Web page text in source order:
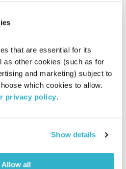
that are essential for its
as other cookies (such as for
and marketing) subject to
which cookies to allow.
privacy policy.
Show details
Allow all
המחסן של יוסי בבליקי – 18.11.21
המחסן של יוסי בבליקי
רובן להב ויוסי
מוזיקה מעולה
אודיו